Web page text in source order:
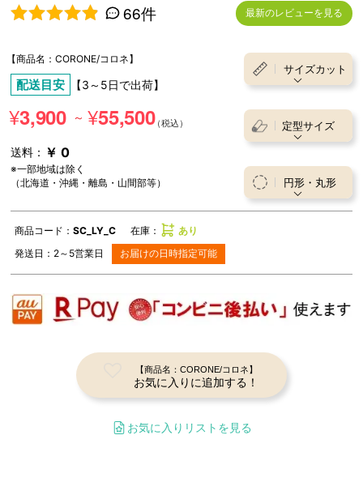
66件 最新のレビューを見る
【商品名：CORONE/コロネ】
配送目安 【3～5日で出荷】
¥3,900 ～ ¥55,500
送料： ￥ 0
※一部地域は除く
（北海道・沖縄・離島・山間部等）
サイズカット
定型サイズ
円形・丸形
商品コード：SC_LY_C 在庫：
あり
発送日： 2～5営業日 お届けの日時指定可能
【商品名：CORONE/コロネ】
お気に入りに追加する！
お気に入りリストを見る